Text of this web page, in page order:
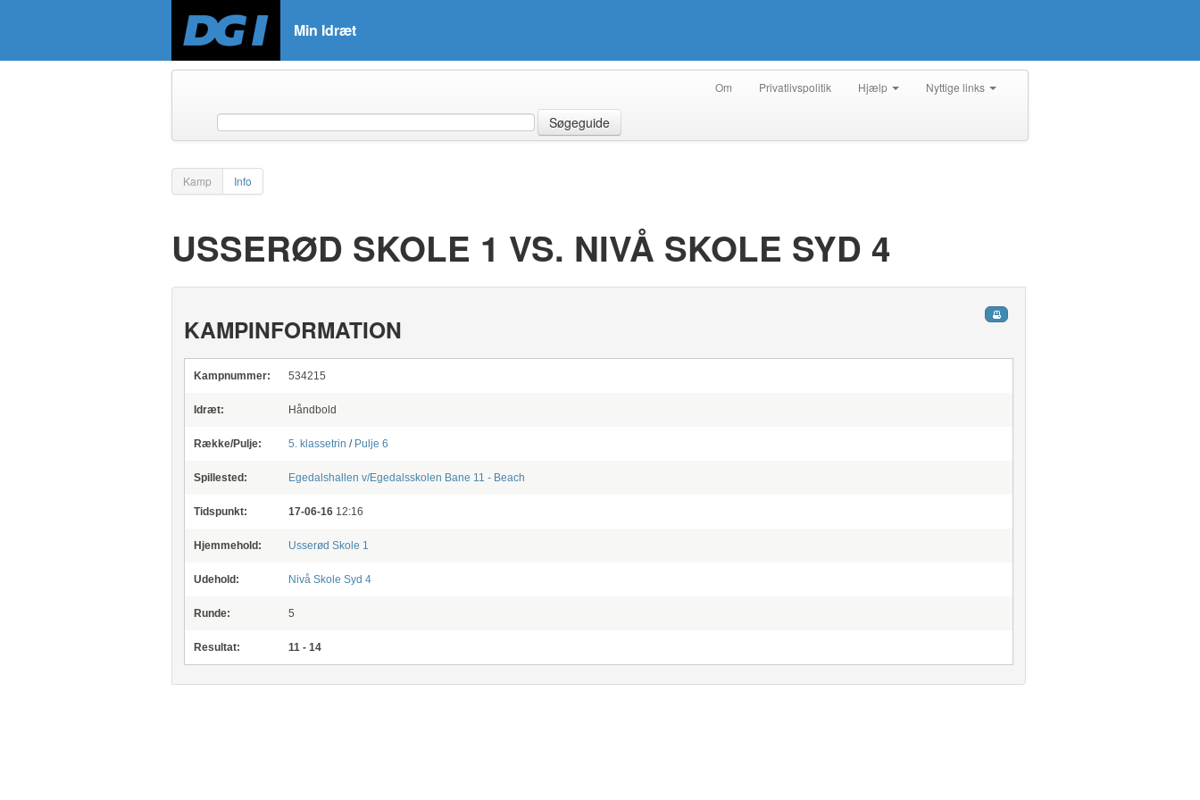
Min Idræt
Om Privatlivspolitik Hjælp Nyttige links
Søgeguide
Kamp Info
USSERØD SKOLE 1 VS. NIVÅ SKOLE SYD 4
KAMPINFORMATION
Kampnummer: 534215
Idræt: Håndbold
Række/Pulje: 5. klassetrin / Pulje 6
Spillested: Egedalshallen v/Egedalsskolen Bane 11 - Beach
Tidspunkt: 17-06-16 12:16
Hjemmehold: Usserød Skole 1
Udehold: Nivå Skole Syd 4
Runde: 5
Resultat: 11 - 14